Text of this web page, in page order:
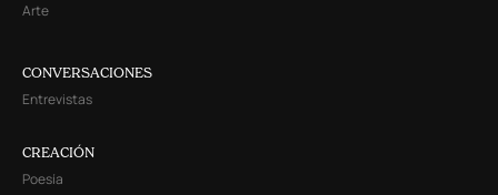
Arte
CONVERSACIONES
Entrevistas
CREACIÓN
Poesía